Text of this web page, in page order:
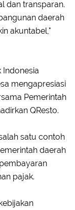
dan transparan.
daerah
akuntabel,"
Indonesia
mengapresiasi
Pemerintah
QResto.
satu contoh
daerah
pajak.